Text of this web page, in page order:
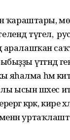
түгел, ә
аралашҡан
үтәгәндә
яһалма һәм
ысын шәхес
кәрәк, кире